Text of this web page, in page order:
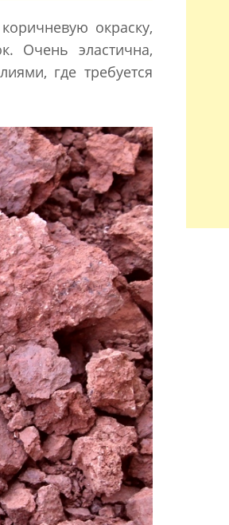
окраску,
Очень эластична,
где требуется